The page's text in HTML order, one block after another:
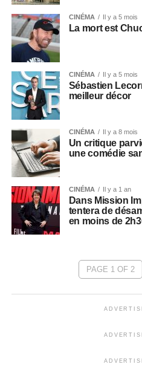
CINÉMA Il y a 5 mois
La mort est
CINÉMA Il y a 5 mois
Sébastien
meilleur décor
CINÉMA Il y a 8 mois
Un critique
une comédie
CINÉMA Il y a 1 an
Dans Mission
tentera de
en moins de
PAGE 1 OF 2